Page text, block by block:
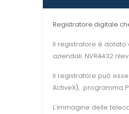
Registratore digitale
Il registratore è dotato
aziendali. NVR4432
Il registratore può
ActiveX), programma
L'immagine delle